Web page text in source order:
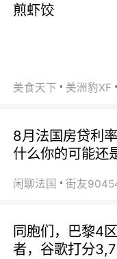
煎虾饺
美食天下 美洲豹XF
8月法国房贷利
什么你的可能还
闲聊法国
同胞们，巴黎4
者，谷歌打分